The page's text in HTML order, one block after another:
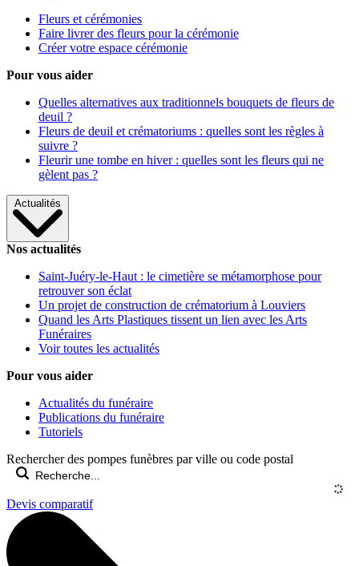
Fleurs et cérémonies
Faire livrer des fleurs pour la cérémonie
Créer votre espace cérémonie
Pour vous aider
Quelles alternatives aux traditionnels bouquets de fleurs de
deuil ?
Fleurs de deuil et crématoriums : quelles sont les règles à
suivre ?
Fleurir une tombe en hiver : quelles sont les fleurs qui ne
gèlent pas ?
Actualités
Nos actualités
Saint-Juéry-le-Haut : le cimetière se métamorphose pour
retrouver son éclat
Un projet de construction de crématorium à Louviers
Quand les Arts Plastiques tissent un lien avec les Arts
Funéraires
Voir toutes les actualités
Pour vous aider
Actualités du funéraire
Publications du funéraire
Tutoriels
Rechercher des pompes funèbres par ville ou code postal
Devis comparatif